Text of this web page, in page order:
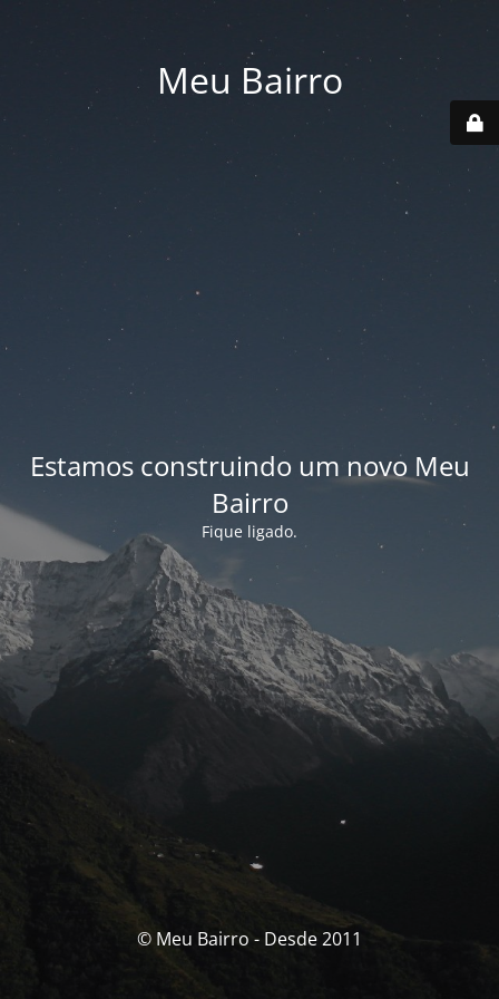
Meu Bairro
Estamos construindo um novo Meu
Bairro
Fique ligado.
© Meu Bairro - Desde 2011